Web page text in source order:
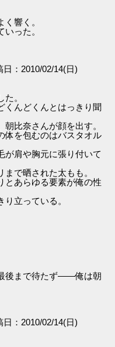
響く。
った。
日：2010/02/14(日)
。
んどくんとはっきり聞
比奈さんが顔を出す。
を包むのはバスタオル
肩や胸元に張り付いて
で晒された太もも。
あらゆる要素が俺の性
立っている。
後まで待たず――俺は朝
日：2010/02/14(日)